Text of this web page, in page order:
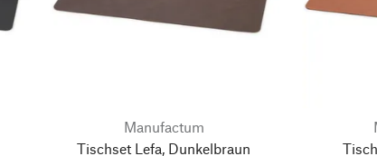
Manufactum
Tischset Lefa, Dunkelbraun